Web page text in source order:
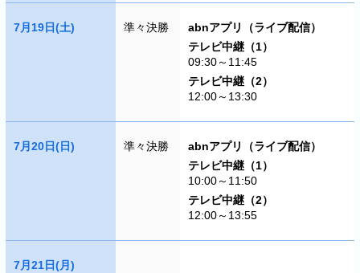
7月19日(土) 準々決勝
abnアプリ（ライブ配信）
テレビ中継（1）
09:30～11:45
テレビ中継（2）
12:00～13:30
7月20日(日) 準々決勝
abnアプリ（ライブ配信）
テレビ中継（1）
10:00～11:50
テレビ中継（2）
12:00～13:55
7月21日(月)